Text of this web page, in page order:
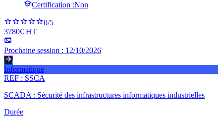
Certification :Non
0/5
3780€ HT
Prochaine session : 12/10/2026
Informatique
REF : SSCA
SCADA : Sécurité des infrastructures informatiques industrielles
Durée